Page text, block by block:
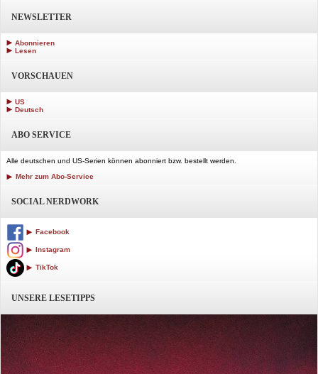
NEWSLETTER
Abonnieren
Lesen
VORSCHAUEN
US
Deutsch
ABO SERVICE
Alle deutschen und US-Serien können abonniert bzw. bestellt werden.
Mehr zum Abo-Service
SOCIAL NERDWORK
Facebook
Instagram
TikTok
UNSERE LESETIPPS